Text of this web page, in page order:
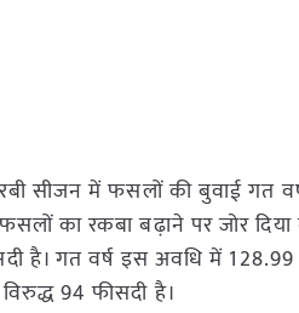
सीजन में फसलों की बुवाई गत
का रकबा बढ़ाने पर जोर दिया
है। गत वर्ष इस अवधि में
94 फीसदी है।